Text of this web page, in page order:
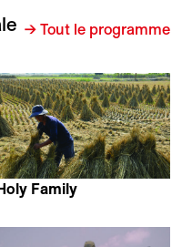
→ Tout le programme
Family